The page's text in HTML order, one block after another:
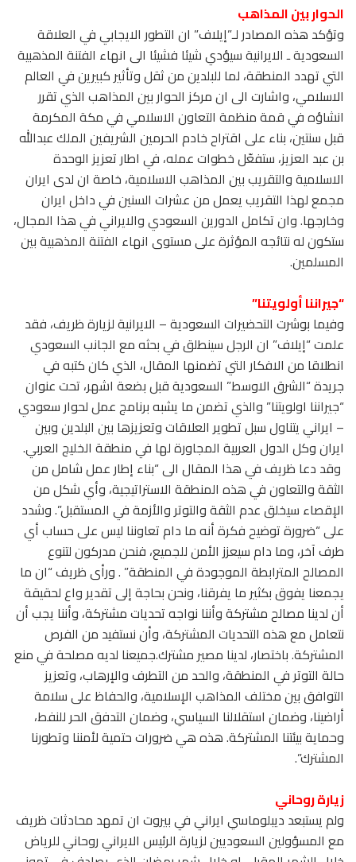
الحوار بين المذاهب
وتؤكد هذه المصادر لـ”إيلاف” ان التطور الايجابي في العلاقة
السعودية ـ الايرانية سيؤدي شيئا فشيئا الى انهاء الفتنة المذهبية
التي تهدد المنطقة، لما للبلدين من ثقل وتأثير كبيرين في العالم
الاسلامي، واشارت الى ان مركز الحوار بين المذاهب الذي تقرر
انشاؤه في قمة منظمة التعاون الاسلامي في مكة المكرمة
قبل سنتين، بناء على اقتراح خادم الحرمين الشريفين الملك عبدالله
بن عبد العزيز، ستفعّل خطوات عمله، في اطار تعزيز الوحدة
الاسلامية والتقريب بين المذاهب الاسلامية، خاصة ان لدى ايران
مجمع لهذا التقريب يعمل من عشرات السنين في داخل ايران
وخارجها. وان تكامل الدورين السعودي والايراني في هذا المجال،
ستكون له نتائجه المؤثرة على مستوى انهاء الفتنة المذهبية بين
المسلمين.
“جيراننا أولويتنا”
وفيما بوشرت التحضيرات السعودية – الايرانية لزيارة ظريف، فقد
علمت “إيلاف” ان الرجل سينطلق في بحثه مع الجانب السعودي
انطلاقا من الافكار التي تضمنها المقال، الذي كان كتبه في
جريدة “الشرق الاوسط” السعودية قبل بضعة اشهر، تحت عنوان
“جيراننا اولويتنا” والذي تضمن ما يشبه برنامج عمل لحوار سعودي
– ايراني يتناول سبل تطوير العلاقات وتعزيزها بين البلدين وبين
ايران وكل الدول العربية المجاورة لها في منطقة الخليج العربي.
وقد دعا ظريف في هذا المقال الى “بناء إطار عمل شامل من
الثقة والتعاون في هذه المنطقة الاستراتيجية، وأي شكل من
الإقصاء سيخلق عدم الثقة والتوتر والأزمة في المستقبل”. وشدد
على “ضرورة توضيح فكرة أنه ما دام تعاوننا ليس على حساب أي
طرف آخر، وما دام سيعزز الأمن للجميع، فنحن مدركون لتنوع
المصالح المترابطة الموجودة في المنطقة” . ورأى ظريف “ان ما
يجمعنا يفوق بكثير ما يفرقنا، ونحن بحاجة إلى تقدير واع لحقيقة
أن لدينا مصالح مشتركة وأننا نواجه تحديات مشتركة، وأننا يجب أن
نتعامل مع هذه التحديات المشتركة، وأن نستفيد من الفرص
المشتركة. باختصار، لدينا مصير مشترك.جميعنا لديه مصلحة في منع
حالة التوتر في المنطقة، والحد من التطرف والإرهاب، وتعزيز
التوافق بين مختلف المذاهب الإسلامية، والحفاظ على سلامة
أراضينا، وضمان استقلالنا السياسي، وضمان التدفق الحر للنفط،
وحماية بيئتنا المشتركة. هذه هي ضرورات حتمية لأمننا وتطورنا
المشترك”.
زيارة روحاني
ولم يستبعد ديبلوماسي ايراني في بيروت ان تمهد محادثات ظريف
مع المسؤولين السعوديين لزيارة الرئيس الايراني روحاني للرياض